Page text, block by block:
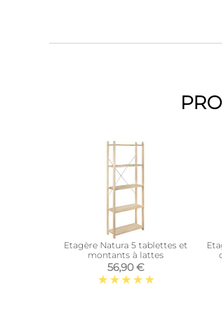
Etagère Natura 5 tablettes et
montants à lattes
56,90 €